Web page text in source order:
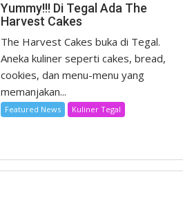
Yummy!!! Di Tegal Ada The
Harvest Cakes
The Harvest Cakes buka di Tegal.
Aneka kuliner seperti cakes, bread,
cookies, dan menu-menu yang
memanjakan...
Featured News Kuliner Tegal